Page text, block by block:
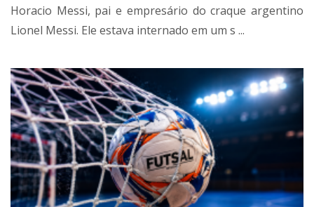
Horacio Messi, pai e empresário do craque argentino
Lionel Messi. Ele estava internado em um s ...